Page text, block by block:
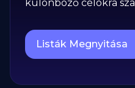
különböző célokra
Listák Megnyitása